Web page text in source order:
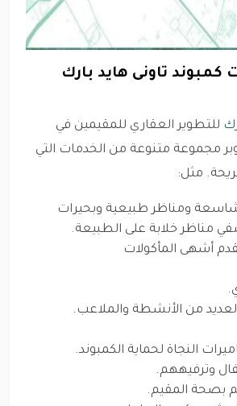
كمبوند تاونى هايد بارك
للتطوير العقاري للمقيمين في
تاوني 6 اكتوبر مجموعة متنوعة من الخدمات التي
مثل:
ومناظر طبيعية وبحيرات
مناظر خلابة على الطبيعة.
أشهى المأكولات
من الأنشطة والملاعب.
وترفيههم.
بصحة المقيم.